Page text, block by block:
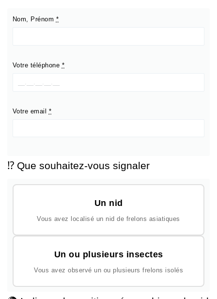
Nom, Prénom *
Votre téléphone *
Votre email *
⁉️ Que souhaitez-vous signaler
Un nid
Vous avez localisé un nid de frelons asiatiques
Un ou plusieurs insectes
Vous avez observé un ou plusieurs frelons isolés